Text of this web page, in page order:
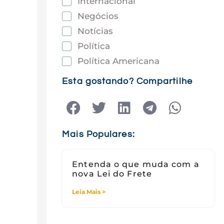
Negócios
Notícias
Política
Política Americana
Saúde
Tecnologia
Viagens
Esta gostando? Compartilhe
Mais Populares:
Entenda o que muda com a
nova Lei do Frete
Leia Mais >